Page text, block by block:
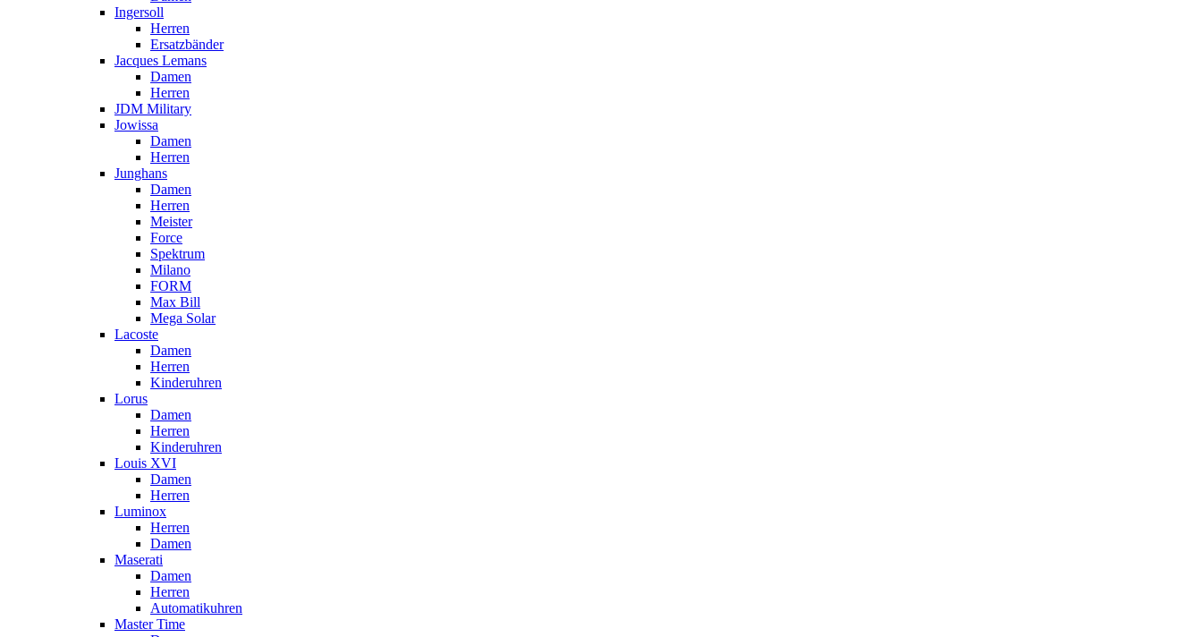
Ingersoll
Herren
Ersatzbänder
Jacques Lemans
Damen
Herren
JDM Military
Jowissa
Damen
Herren
Junghans
Damen
Herren
Meister
Force
Spektrum
Milano
FORM
Max Bill
Mega Solar
Lacoste
Damen
Herren
Kinderuhren
Lorus
Damen
Herren
Kinderuhren
Louis XVI
Damen
Herren
Luminox
Herren
Damen
Maserati
Damen
Herren
Automatikuhren
Master Time